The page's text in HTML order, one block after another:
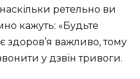
ретельно ви
кажуть: «Будьте
здоров’я важливо, тому
у дзвін тривоги.